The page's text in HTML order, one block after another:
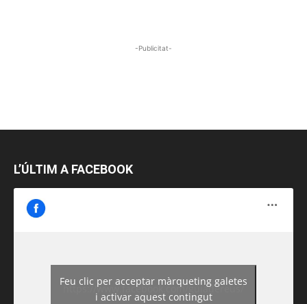
-Publicitat-
L’ÚLTIM A FACEBOOK
https://www.facebook.com/guiadereus/
Feu clic per acceptar màrqueting galetes
i activar aquest contingut